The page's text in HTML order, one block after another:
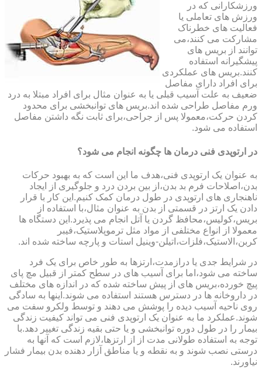
ورزشکارانی که در
ورزش های تعاملی یا
فعالیت های خطرناک
مشارکت می کنند،می
توانند از بریس های
پیشگیرانه استفاده
کنند.بریس های عملکردی
برای افراد دارای مفاصل
ضعیف به علت آسیب قبلی یا به عنوان مثال برای افراد مبتلا به درد
ورم مفاصل طراحی شده اند.بریس های توانبخشی برای محدود
کردن حرکت،معمولا پس از جراحی،برای ثابت نگه داشتن مفاصل
استفاده می شود.
در ارتوپدی فنی درمان ها چگونه انجام می شود؟
به عنوان یک ارتوپدی فنی،هدف ما این است که به بهبود حرکات
بدن،اصلاحات فرم بد بدن،از بین بردن درد و جلوگیری از ایجاد
ناهنجاری های ارتوپدی در طول درمان کمک کنیم.این کار با قرار
دادن یک ارتز در قسمتی از بدن به عنوان مثال،با استفاده از
بریس،کولیس،محافظ گردن یا آتل انجام می پذیرد.این دستگاه ها
معمولا از انواع مختلفی از مواد مثل ترموپلاستیک،فیبر
کربن،الاستیک،فلزات،اتیلن-وینیل استات و پارچه ساخته شده اند.
در شرایط جدی یا درازمدت،ارتزها به طور خاص برای یک فرد
ساخته می شود،اما برای آسیب های در سطح کمتر از قبیل مچ پای
پیچ خورده،بریس های از پیش ساخته شده که در اندازه های مختلف
در داروخانه ها در دسترس هستند استفاده می شوند.اینها به سادگی
روی ناحیه آسیب دیده را پوشش می دهند و توسط ولکرو سفت می
شوند.عملکرد ما به عنوان یک ارتوپدی فنی می تواند کیفیت زندگی
بیمار را در طول دوره توانبخشی و یا حتی بقیه زندگی تغییر دهد.با
توجه به استفاده طولانی مدت از از ارتزها،لازم است که آنها به
درستی نصب شوند و به نقطه و یا مناطق آزار دهنده بدن بیمار فشار
نیاورند.